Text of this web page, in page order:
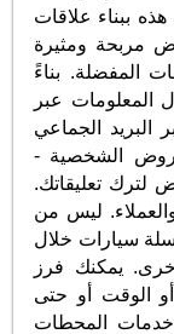
هذه ببناء علاقات
مربحة ومثيرة
المفضلة. بناءً
المعلومات عبر
البريد الجماعي
الشخصية -
لترك تعليقاتك.
والعملاء. ليس من
سيارات خلال
يمكنك فرز
أو الوقت أو حتى
خدمات المحطات